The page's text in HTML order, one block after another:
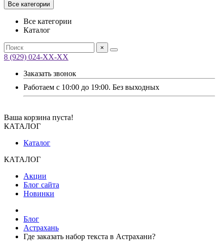
Все категории
Все категории
Каталог
×
8 (929) 024-ХХ-ХХ
Заказать звонок
Работаем с 10:00 до 19:00. Без выходных
Ваша корзина пуста!
КАТАЛОГ
Каталог
КАТАЛОГ
Акции
Блог сайта
Новинки
Блог
Астрахань
Где заказать набор текста в Астрахани?